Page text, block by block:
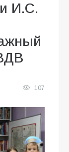
И.С.
107